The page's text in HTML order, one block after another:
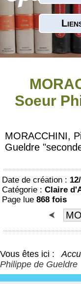
Soeur
MORACCHINI,
Gueldre
Date de création :
Catégorie : Claire
Page lue 868 fois
Vous êtes ici :
Philippe de Gueldre